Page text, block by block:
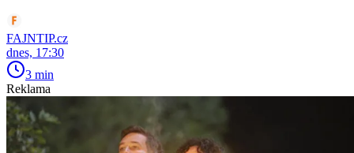
FAJNTIP.cz
dnes, 17:30
3 min
Reklama